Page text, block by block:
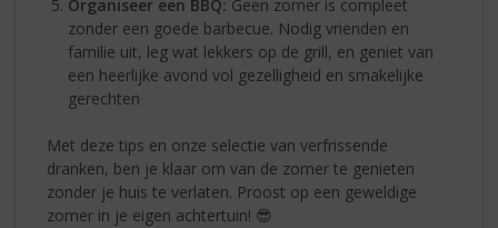
Organiseer een BBQ: Geen zomer is compleet
zonder een goede barbecue. Nodig vrienden en
familie uit, leg wat lekkers op de grill, en geniet van
een heerlijke avond vol gezelligheid en smakelijke
gerechten
Met deze tips en onze selectie van verfrissende
dranken, ben je klaar om van de zomer te genieten
zonder je huis te verlaten. Proost op een geweldige
zomer in je eigen achtertuin! 😎